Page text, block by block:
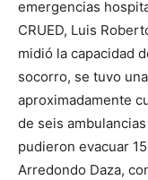
emergencias
CRUED, Luis
midió la capacidad
socorro, se tuvo
aproximadamente
de seis
pudieron evacuar
Arredondo Daza,